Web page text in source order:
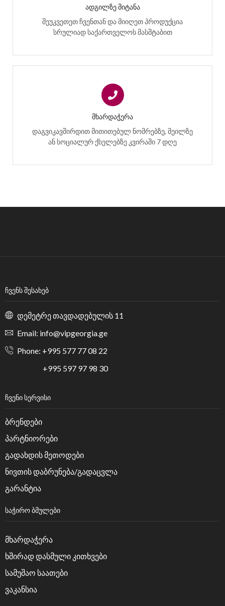
ᲐᲓᲒᲘᲚᲖᲔ ᲛᲘᲢᲐᲜᲐ
შეუკვეთეთ ჩვენთან და მიიღეთ პროდუქცია
სრულიად საქართველოს მასშტაბით
ᲛᲮᲐᲠᲓᲐᲭᲔᲠᲐ
დაგვიკავშირდით მითითებულ ნომრებზე, მეილზე
ან სოციალურ ქსელებზე კვირაში 7 დღე
ᲩᲕᲔᲜᲡ ᲨᲔᲡᲐᲮᲔᲑ
დემეტრე თავდადებულის 11
Email: info@vipgeorgia.ge
Phone: +995 577 77 08 22
+995 597 97 98 30
ᲩᲕᲔᲜᲘ ᲡᲔᲠᲕᲘᲡᲘ
ბრენდები
პარტნიორები
გადახდის მეთოდები
ნივთის დაბრუნება/გადაცვლა
გარანტია
ᲡᲐᲭᲘᲠᲝ ᲑᲛᲣᲚᲔᲑᲘ
მხარდაჭერა
ხშირად დასმული კითხვები
სამუშაო საათები
ვაკანსია